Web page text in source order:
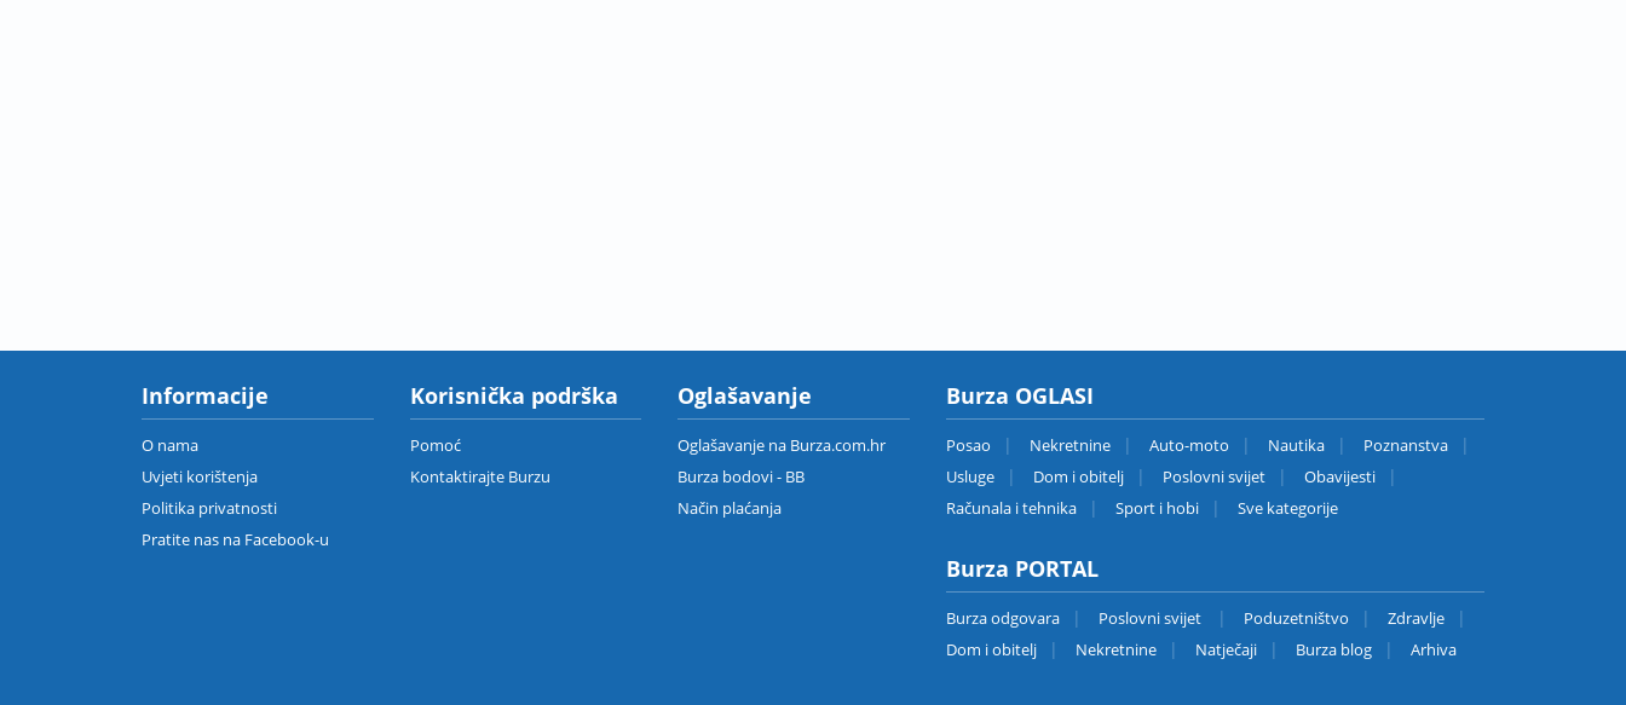
Informacije
O nama
Uvjeti korištenja
Politika privatnosti
Pratite nas na Facebook-u
Korisnička podrška
Pomoć
Kontaktirajte Burzu
Oglašavanje
Oglašavanje na Burza.com.hr
Burza bodovi - BB
Način plaćanja
Burza OGLASI
Posao Nekretnine Auto-moto Nautika
Poznanstva
Usluge
Dom i obitelj Poslovni svijet
Obavijesti
Računala i tehnika
Sport i hobi Sve kategorije
Burza PORTAL
Burza odgovara Poslovni svijet Poduzetništvo
Zdravlje
Dom i obitelj
Nekretnine Natječaji Burza blog Arhiva